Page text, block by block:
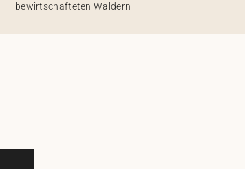
bewirtschafteten Wäldern